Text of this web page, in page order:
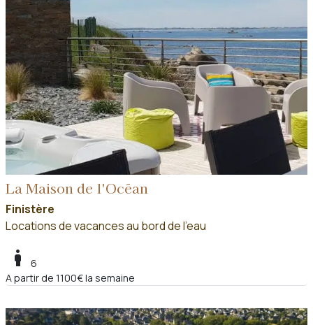
La Maison de l'Océan
Finistère
Locations de vacances au bord de l'eau
boy
6
A partir de 1100€ la semaine